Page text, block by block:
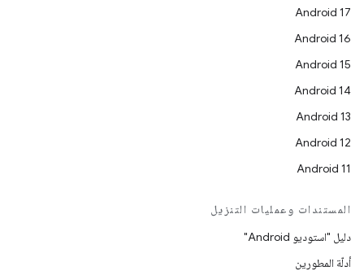
Android 17
Android 16
Android 15
Android 14
Android 13
Android 12
Android 11
المستندات وعمليات التنزيل
دليل "استوديو Android"
أدلّة المطورين